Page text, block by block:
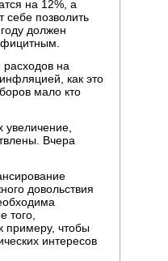
на 12%, а
себе позволить
должен
расходов на
как это
мало кто
Вчера
довольствия
того,
примеру, чтобы
интересов